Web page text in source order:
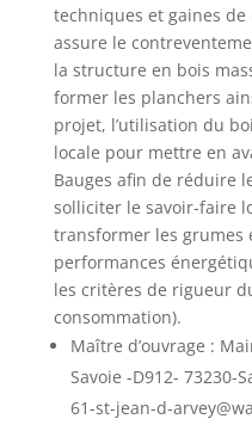
techniques et gaines de
assure le
la structure en bois
former les planchers
projet, l’utilisation du
locale pour mettre en
Bauges afin de réduire
solliciter le savoir-faire
transformer les grumes
performances
les critères de rigueur
consommation).
Maître d’ouvrage :
Savoie -D912- 73230-
61-st-jean-d-